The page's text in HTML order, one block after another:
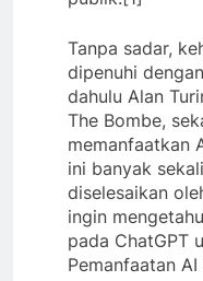
Tanpa sadar,
dipenuhi
dahulu Alan
The Bombe,
memanfaatkan
ini banyak
diselesaikan
ingin
pada ChatGPT
Pemanfaatan